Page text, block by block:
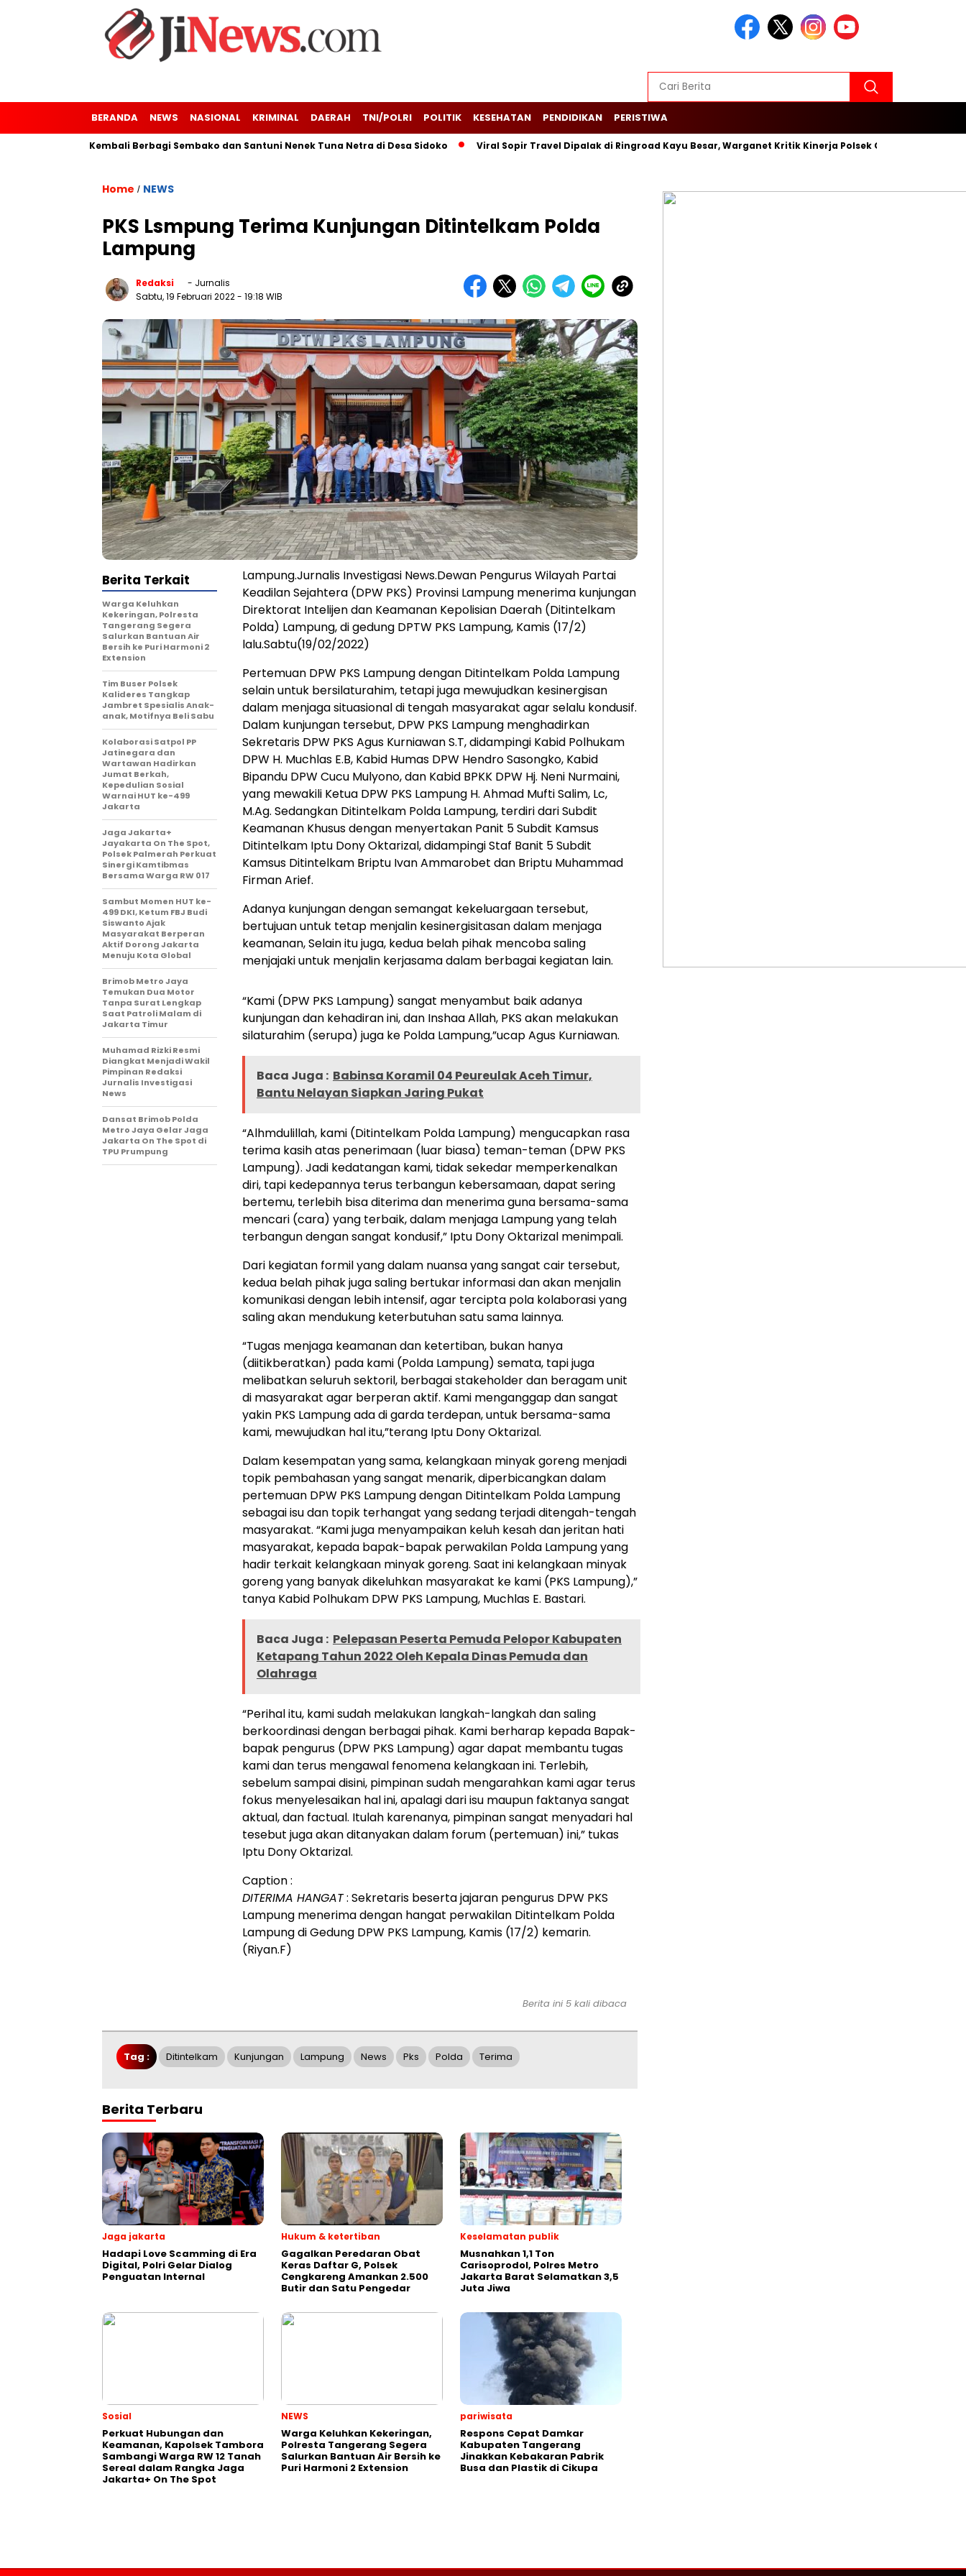
BERANDA NEWS NASIONAL KRIMINAL DAERAH TNI/POLRI POLITIK KESEHATAN PENDIDIKAN PERISTIWA
Kresek Kembali Berbagi Sembako dan Santuni Nenek Tuna Netra di Desa Sidoko Viral Sopir Travel Dipalak di Ringroad Kayu Besar, Warganet Kritik Kinerja Polsek Cengkareng
Home / NEWS
PKS Lsmpung Terima Kunjungan Ditintelkam Polda
Lampung
Redaksi
- Jurnalis
Sabtu, 19 Februari 2022- 19:18 WIB
Lampung.Jurnalis Investigasi News.Dewan Pengurus Wilayah Partai
Keadilan Sejahtera (DPW PKS) Provinsi Lampung menerima kunjungan
Direktorat Intelijen dan Keamanan Kepolisian Daerah (Ditintelkam
Polda) Lampung, di gedung DPTW PKS Lampung, Kamis (17/2)
lalu.Sabtu(19/02/2022)
Pertemuan DPW PKS Lampung dengan Ditintelkam Polda Lampung
selain untuk bersilaturahim, tetapi juga mewujudkan kesinergisan
dalam menjaga situasional di tengah masyarakat agar selalu kondusif.
Dalam kunjungan tersebut, DPW PKS Lampung menghadirkan
Sekretaris DPW PKS Agus Kurniawan S.T, didampingi Kabid Polhukam
DPW H. Muchlas E.B, Kabid Humas DPW Hendro Sasongko, Kabid
Bipandu DPW Cucu Mulyono, dan Kabid BPKK DPW Hj. Neni Nurmaini,
yang mewakili Ketua DPW PKS Lampung H. Ahmad Mufti Salim, Lc,
M.Ag. Sedangkan Ditintelkam Polda Lampung, terdiri dari Subdit
Keamanan Khusus dengan menyertakan Panit 5 Subdit Kamsus
Ditintelkam Iptu Dony Oktarizal, didampingi Staf Banit 5 Subdit
Kamsus Ditintelkam Briptu Ivan Ammarobet dan Briptu Muhammad
Firman Arief.
Adanya kunjungan dengan semangat kekeluargaan tersebut,
bertujuan untuk tetap menjalin kesinergisitasan dalam menjaga
keamanan, Selain itu juga, kedua belah pihak mencoba saling
menjajaki untuk menjalin kerjasama dalam berbagai kegiatan lain.
“Kami (DPW PKS Lampung) sangat menyambut baik adanya
kunjungan dan kehadiran ini, dan Inshaa Allah, PKS akan melakukan
silaturahim (serupa) juga ke Polda Lampung,”ucap Agus Kurniawan.
Baca Juga : Babinsa Koramil 04 Peureulak Aceh Timur,
Bantu Nelayan Siapkan Jaring Pukat
“Alhmdulillah, kami (Ditintelkam Polda Lampung) mengucapkan rasa
terima kasih atas penerimaan (luar biasa) teman-teman (DPW PKS
Lampung). Jadi kedatangan kami, tidak sekedar memperkenalkan
diri, tapi kedepannya terus terbangun kebersamaan, dapat sering
bertemu, terlebih bisa diterima dan menerima guna bersama-sama
mencari (cara) yang terbaik, dalam menjaga Lampung yang telah
terbangun dengan sangat kondusif,” Iptu Dony Oktarizal menimpali.
Dari kegiatan formil yang dalam nuansa yang sangat cair tersebut,
kedua belah pihak juga saling bertukar informasi dan akan menjalin
komunikasi dengan lebih intensif, agar tercipta pola kolaborasi yang
saling akan mendukung keterbutuhan satu sama lainnya.
“Tugas menjaga keamanan dan ketertiban, bukan hanya
(diitikberatkan) pada kami (Polda Lampung) semata, tapi juga
melibatkan seluruh sektoril, berbagai stakeholder dan beragam unit
di masyarakat agar berperan aktif. Kami menganggap dan sangat
yakin PKS Lampung ada di garda terdepan, untuk bersama-sama
kami, mewujudkan hal itu,”terang Iptu Dony Oktarizal.
Dalam kesempatan yang sama, kelangkaan minyak goreng menjadi
topik pembahasan yang sangat menarik, diperbicangkan dalam
pertemuan DPW PKS Lampung dengan Ditintelkam Polda Lampung
sebagai isu dan topik terhangat yang sedang terjadi ditengah-tengah
masyarakat. “Kami juga menyampaikan keluh kesah dan jeritan hati
masyarakat, kepada bapak-bapak perwakilan Polda Lampung yang
hadir terkait kelangkaan minyak goreng. Saat ini kelangkaan minyak
goreng yang banyak dikeluhkan masyarakat ke kami (PKS Lampung),”
tanya Kabid Polhukam DPW PKS Lampung, Muchlas E. Bastari.
Baca Juga : Pelepasan Peserta Pemuda Pelopor Kabupaten
Ketapang Tahun 2022 Oleh Kepala Dinas Pemuda dan
Olahraga
“Perihal itu, kami sudah melakukan langkah-langkah dan saling
berkoordinasi dengan berbagai pihak. Kami berharap kepada Bapak-
bapak pengurus (DPW PKS Lampung) agar dapat membantu tugas
kami dan terus mengawal fenomena kelangkaan ini. Terlebih,
sebelum sampai disini, pimpinan sudah mengarahkan kami agar terus
fokus menyelesaikan hal ini, apalagi dari isu maupun faktanya sangat
aktual, dan factual. Itulah karenanya, pimpinan sangat menyadari hal
tesebut juga akan ditanyakan dalam forum (pertemuan) ini,” tukas
Iptu Dony Oktarizal.
Caption :
DITERIMA HANGAT: Sekretaris beserta jajaran pengurus DPW PKS
Lampung menerima dengan hangat perwakilan Ditintelkam Polda
Lampung di Gedung DPW PKS Lampung, Kamis (17/2) kemarin.
(Riyan.F)
Berita Terkait
Warga Keluhkan
Kekeringan, Polresta
Tangerang Segera
Salurkan Bantuan Air
Bersih ke Puri Harmoni 2
Extension
Tim Buser Polsek
Kalideres Tangkap
Jambret Spesialis Anak-
anak, Motifnya Beli Sabu
Kolaborasi Satpol PP
Jatinegara dan
Wartawan Hadirkan
Jumat Berkah,
Kepedulian Sosial
Warnai HUT ke-499
Jakarta
Jaga Jakarta+
Jayakarta On The Spot,
Polsek Palmerah Perkuat
Sinergi Kamtibmas
Bersama Warga RW 017
Sambut Momen HUT ke-
499 DKI, Ketum FBJ Budi
Siswanto Ajak
Masyarakat Berperan
Aktif Dorong Jakarta
Menuju Kota Global
Brimob Metro Jaya
Temukan Dua Motor
Tanpa Surat Lengkap
Saat Patroli Malam di
Jakarta Timur
Muhamad Rizki Resmi
Diangkat Menjadi Wakil
Pimpinan Redaksi
Jurnalis Investigasi
News
Dansat Brimob Polda
Metro Jaya Gelar Jaga
Jakarta On The Spot di
TPU Prumpung
Berita ini 5 kali dibaca
Tag : Ditintelkam Kunjungan Lampung News Pks Polda Terima
Berita Terbaru
Jaga jakarta
Hadapi Love Scamming di Era
Digital, Polri Gelar Dialog
Penguatan Internal
Hukum & ketertiban
Gagalkan Peredaran Obat
Keras Daftar G, Polsek
Cengkareng Amankan 2.500
Butir dan Satu Pengedar
Keselamatan publik
Musnahkan 1,1 Ton
Carisoprodol, Polres Metro
Jakarta Barat Selamatkan 3,5
Juta Jiwa
Sosial
Perkuat Hubungan dan
Keamanan, Kapolsek Tambora
Sambangi Warga RW 12 Tanah
Sereal dalam Rangka Jaga
Jakarta+ On The Spot
NEWS
Warga Keluhkan Kekeringan,
Polresta Tangerang Segera
Salurkan Bantuan Air Bersih ke
Puri Harmoni 2 Extension
pariwisata
Respons Cepat Damkar
Kabupaten Tangerang
Jinakkan Kebakaran Pabrik
Busa dan Plastik di Cikupa